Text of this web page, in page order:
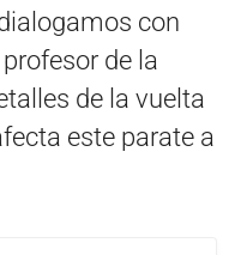
con
profesor de la
de la vuelta
este parate a